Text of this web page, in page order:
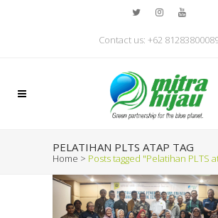
Contact us: +62
PELATIHAN PLTS ATAP TAG
Home > Posts tagged "Pelatihan PLTS